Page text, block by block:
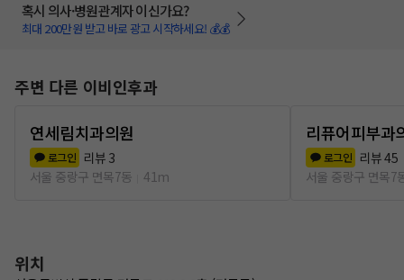
혹시 의사·병원관계자 이신가요?
최대 200만원 받고 바로 광고 시작하세요! 💰💰
주변 다른 이비인후과
연세림치과의원
로그인 리뷰 3
서울 중랑구 면목7동
41m
리퓨어피부과
로그인 리뷰45
서울 중랑구 면목7
위치